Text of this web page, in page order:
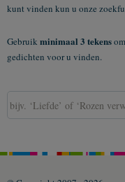
kunt vinden kun u onze
Gebruik minimaal 3 tekens
gedichten voor u vinden.